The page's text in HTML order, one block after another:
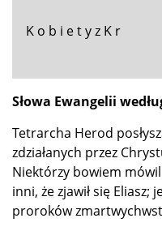
K o b i e t y z K r
Słowa Ewangelii
Tetrarcha Herod
zdziałanych przez
Niektórzy bowiem
inni, że zjawił się Eliasz;
proroków